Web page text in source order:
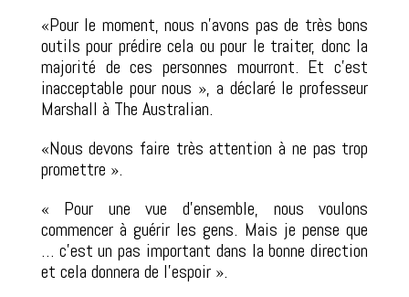
«Pour le moment, nous n’avons pas de très bons
outils pour prédire cela ou pour le traiter, donc la
majorité de ces personnes mourront. Et c’est
inacceptable pour nous », a déclaré le professeur
Marshall à The Australian.
«Nous devons faire très attention à ne pas trop
promettre ».
« Pour une vue d’ensemble, nous voulons
commencer à guérir les gens. Mais je pense que
… c’est un pas important dans la bonne direction
et cela donnera de l’espoir ».